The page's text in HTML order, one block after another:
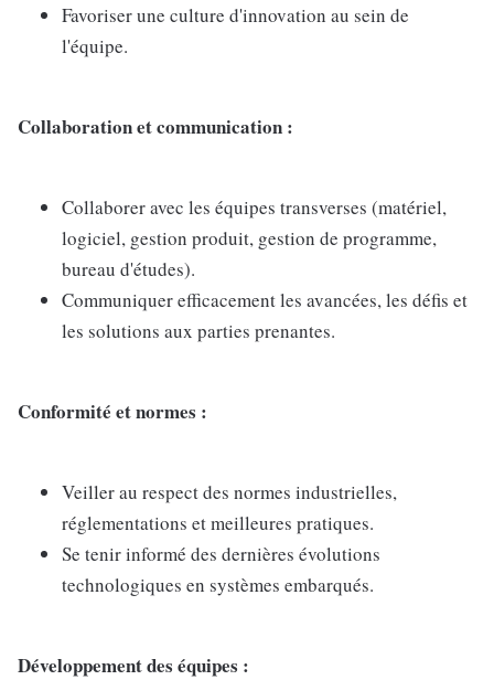
Favoriser une culture d'innovation au sein de
l'équipe.
Collaboration et communication :
Collaborer avec les équipes transverses (matériel,
logiciel, gestion produit, gestion de programme,
bureau d'études).
Communiquer efficacement les avancées, les défis et
les solutions aux parties prenantes.
Conformité et normes :
Veiller au respect des normes industrielles,
réglementations et meilleures pratiques.
Se tenir informé des dernières évolutions
technologiques en systèmes embarqués.
Développement des équipes :